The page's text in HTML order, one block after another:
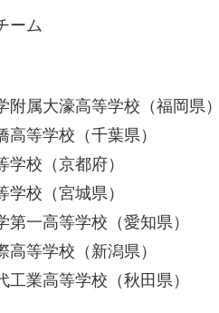
ーム
附属大濠高等学校（福岡県）
高等学校（千葉県）
学校（京都府）
学校（宮城県）
第一高等学校（愛知県）
高等学校（新潟県）
工業高等学校（秋田県）